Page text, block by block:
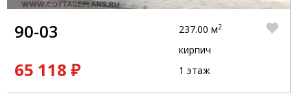
90-03
65 118 ₽
237.00 м2
кирпич
1 этаж